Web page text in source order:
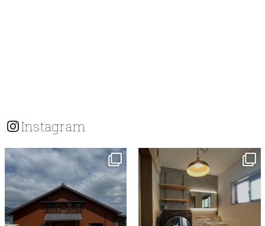
Instagram
tomohouseinc
tomohouseinc
7月 13